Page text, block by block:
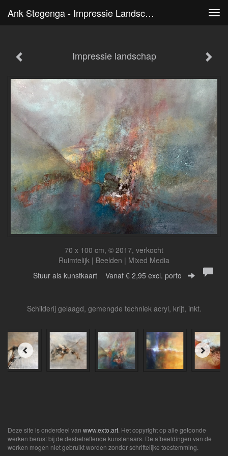
Ank Stegenga - Impressie Landschap
Impressie landschap
70 x 100 cm, © 2017, verkocht
Ruimtelijk | Beelden | Mixed Media
Stuur als kunstkaart Vanaf € 2,95 excl. porto
Schilderij gelaagd, gemengde techniek acryl, krijt, inkt.
Deze site is onderdeel van www.exto.art . Het copyright op alle getoonde
werken berust bij de desbetreffende kunstenaars. De afbeeldingen van de
werken mogen niet gebruikt worden zonder schriftelijke toestemming.